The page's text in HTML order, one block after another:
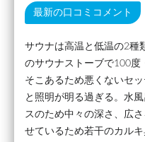
最新の口コミコメント
サウナは高温と低温の2種
のサウナストーブで100度
そこあるため悪くないセ
と照明が明る過ぎる。水
スのため中々の深さ、広
せているため若干のカル